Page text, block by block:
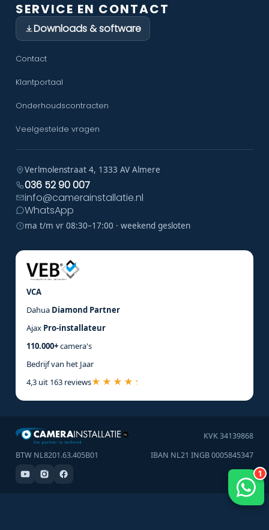
SERVICE EN CONTACT
Downloads & software
Contact
Klantportaal
Onderhoudscontracten
Veelgestelde vragen
Verlmolenstraat 4, 1333 AV Almere
036 52 90 007
info@camerainstallatie.nl
WhatsApp
ma t/m vr 08:30–17:00 · weekend gesloten
VCA
Dahua Diamond Partner
Ajax Pro-installateur
110.000+camera's
Bedrijf van het Jaar
4,3 uit 163 reviews
KVK 34139868
BTW NL8201.63.405B01
IBAN NL21 INGB 0005845347